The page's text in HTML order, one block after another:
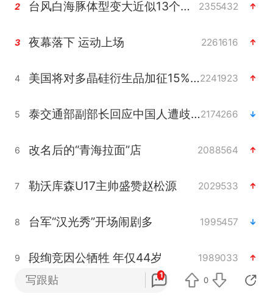
2 台风白海豚体型变大近似13个浙江面积 2355432
3 夜幕落下 运动上场 2261616
4 美国将对多晶硅衍生品加征15%关税2241923
5 泰交通部副部长回应中国人遭歧视手势2174266
6 改名后的“青海拉面”店 2088564
7 勒沃库森U17主帅盛赞赵松源 2029533
8 台军“汉光秀”开场闹剧多 1995457
9 段绚竞因公牺牲 年仅44岁 1989033
写跟贴 1
0